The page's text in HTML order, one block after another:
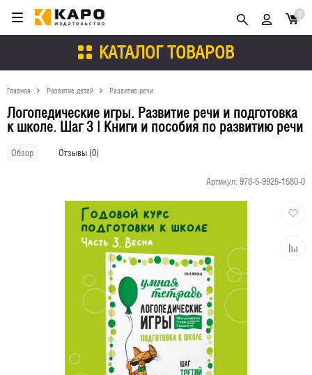
КАТАЛОГ ТОВАРОВ
0
Главная Развитие детей Развитие речи
Логопедические игры. Развитие речи и подготовка
к школе. Шаг 3 | Книги и пособия по развитию речи
Обзор Отзывы (0)
Артикул: 978-5-9925-1580-0